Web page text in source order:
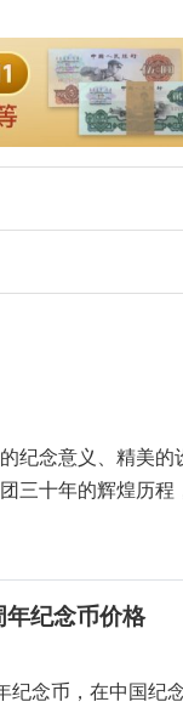
纪念意义、精美的
三十年的辉煌历程
纪念币价格
纪念币，在中国纪